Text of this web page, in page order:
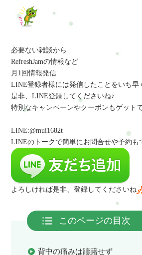
必要ない雑談から
RefreshJamの情報など
月1回情報発信
LINE登録者様には発信したことをいち早
是非、LINE登録してくださいね♪
特別なキャンペーンやクーポンもゲット
LINE:@mui1682t
LINEのトークで簡単にお問合せや予約 も
よろしければ是非、登録してくださいね
このページの目次
背中の痛みは躊躇せず